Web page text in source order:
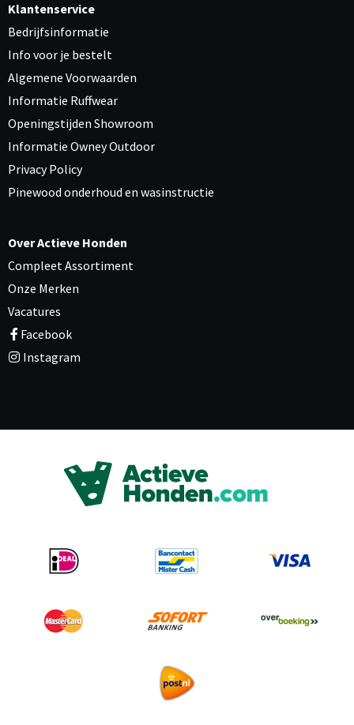
Klantenservice
Bedrijfsinformatie
Info voor je bestelt
Algemene Voorwaarden
Informatie Ruffwear
Openingstijden Showroom
Informatie Owney Outdoor
Privacy Policy
Pinewood onderhoud en wasinstructie
Over Actieve Honden
Compleet Assortiment
Onze Merken
Vacatures
Facebook
Instagram